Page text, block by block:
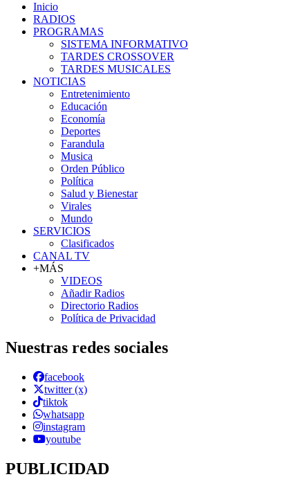
Inicio
RADIOS
PROGRAMAS
SISTEMA INFORMATIVO
TARDES CROSSOVER
TARDES MUSICALES
NOTICIAS
Entretenimiento
Educación
Economía
Deportes
Farandula
Musica
Orden Público
Política
Salud y Bienestar
Virales
Mundo
SERVICIOS
Clasificados
CANAL TV
+MÁS
VIDEOS
Añadir Radios
Directorio Radios
Política de Privacidad
Nuestras redes sociales
facebook
twitter (x)
tiktok
whatsapp
instagram
youtube
PUBLICIDAD